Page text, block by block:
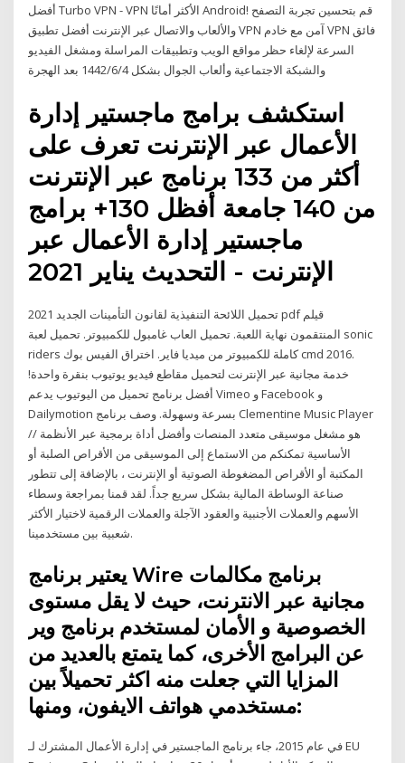
أفضل Turbo VPN - VPN الأكثر أمانًا Android! قم بتحسين تجربة التصفح
والألعاب والاتصال عبر الإنترنت أفضل تطبيق VPN آمن مع خادم VPN فائق
السرعة لإلغاء حظر مواقع الويب وتطبيقات المراسلة ومشغل الفيديو
والشبكة الاجتماعية وألعاب الجوال بشكل 4‏‏/6‏‏/1442 بعد الهجرة
استكشف برامج ماجستير إدارة
الأعمال عبر الإنترنت تعرف على
أكثر من 133 برنامج عبر الإنترنت
من 140 جامعة أفظل 130+ برامج
ماجستير إدارة الأعمال عبر
الإنترنت - التحديث يناير 2021
تحميل اللائحة التنفيذية لقانون التأمينات الجديد 2021 pdf قيلم
المنتقمون نهاية اللعبة. تحميل العاب غامبول للكمبيوتر. تحميل لعبة sonic
riders كاملة للكمبيوتر من ميديا فاير. اختراق الفيس بوك cmd 2016.
خدمة مجانية عبر الإنترنت لتحميل مقاطع فيديو يوتيوب بنقرة واحدة!
أفضل برنامج تحميل من اليوتيوب يدعم Vimeo و Facebook و
Dailymotion بسرعة وسهولة. وصف برنامج Clementine Music Player
// هو مشغل موسيقى متعدد المنصات وأفضل أداة برمجية عبر الأنظمة
الأساسية تمكنكم من الاستماع إلى الموسيقى من الأقراص الصلبة أو
المكتبة أو الأقراص المضغوطة الصوتية أو الإنترنت ، بالإضافة إلى تتطور
صناعة الوساطة المالية بشكل سريع جداً. لقد قمنا بمراجعة وسطاء
الأسهم والعملات الأجنبية والعقود الآجلة والعملات الرقمية لاختيار الأكثر
شعبية بين مستخدمينا.
يعتير برنامج Wire برنامج مكالمات
مجانية عبر الانترنت، حيث لا يقل مستوى
الخصوصية و الأمان لمستخدم برنامج وير
عن البرامج الأخرى، كما يتمتع بالعديد من
المزايا التي جعلت منه اكثر تحميلاً بين
مستخدمي هواتف الايفون، ومنها:
في عام 2015، جاء برنامج الماجستير في إدارة الأعمال المشترك لـ EU